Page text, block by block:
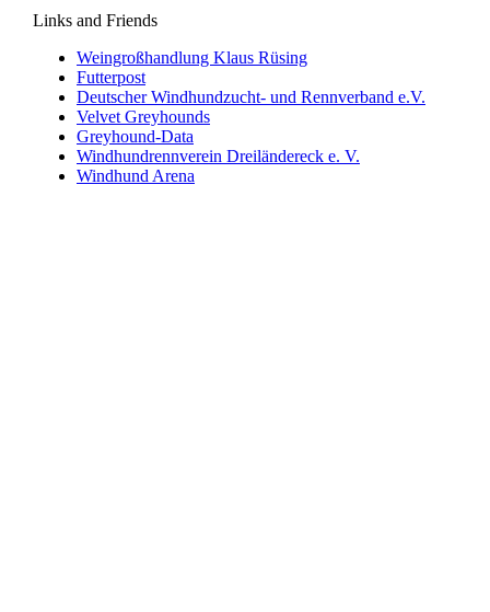
Links and Friends
Weingroßhandlung Klaus Rüsing
Futterpost
Deutscher Windhundzucht- und Rennverband e.V.
Velvet Greyhounds
Greyhound-Data
Windhundrennverein Dreiländereck e. V.
Windhund Arena